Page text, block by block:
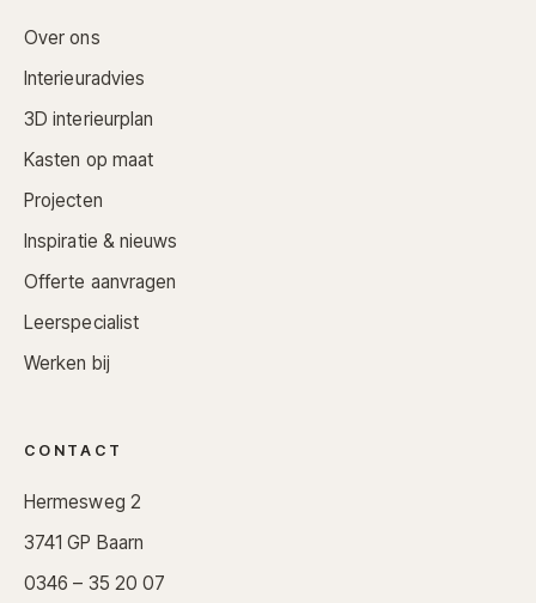
Over ons
Interieuradvies
3D interieurplan
Kasten op maat
Projecten
Inspiratie & nieuws
Offerte aanvragen
Leerspecialist
Werken bij
CONTACT
Hermesweg 2
3741 GP Baarn
0346 – 35 20 07